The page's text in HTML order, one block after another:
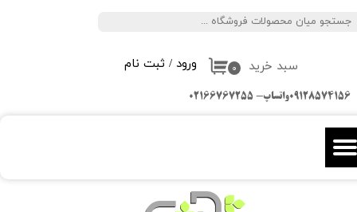
ورود / ثبت نام
تغییر گذر واژه
سفارشات
خروج از حساب کاربری
۰ سبد خرید